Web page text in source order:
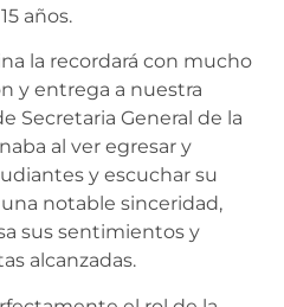
años.
la recordará con mucho
y entrega a nuestra
Secretaria General de la
al ver egresar y
y escuchar su
notable sinceridad,
sus sentimientos y
alcanzadas.